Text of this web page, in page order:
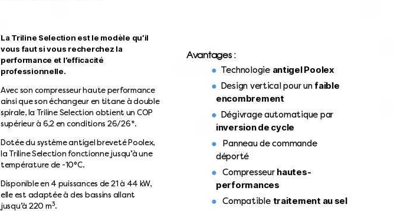
La Triline Selection est le modèle qu’il
vous faut si vous recherchez la
performance et l’efficacité
professionnelle.
Avec son compresseur haute performance
ainsi que son échangeur en titane à double
spirale, la Triline Selection obtient un COP
supérieur à 6,2 en conditions 26/26*.
Dotée du système antigel breveté Poolex,
la Triline Selection fonctionne jusqu’à une
température de -10°C.
Disponible en 4 puissances de 21 à 44 kW,
elle est adaptée à des bassins allant
jusqu’à 220 m3.
Avantages :
Technologie antigel Poolex
Design vertical pour unfaible
encombrement
Dégivrage automatique par
inversion de cycle
Panneau de commande
déporté
Compresseur hautes-
performances
Compatible traitement au sel